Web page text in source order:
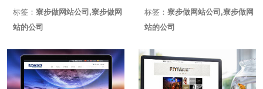
标签： 寮步做网站公司,寮步做网
站的公司
标签： 寮步做网站公司,寮步做网
站的公司